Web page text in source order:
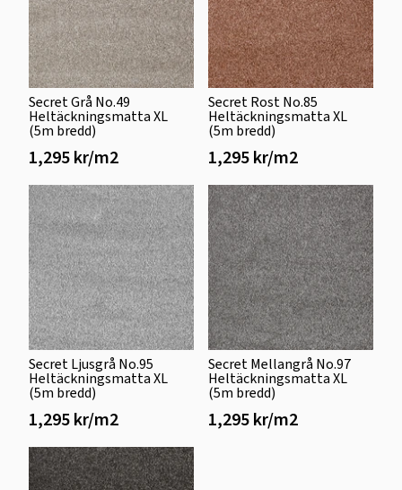
Secret Grå No.49
Heltäckningsmatta XL
(5m bredd)
1,295 kr/m2
Secret Rost No.85
Heltäckningsmatta XL
(5m bredd)
1,295 kr/m2
Secret Ljusgrå No.95
Heltäckningsmatta XL
(5m bredd)
1,295 kr/m2
Secret Mellangrå No.97
Heltäckningsmatta XL
(5m bredd)
1,295 kr/m2